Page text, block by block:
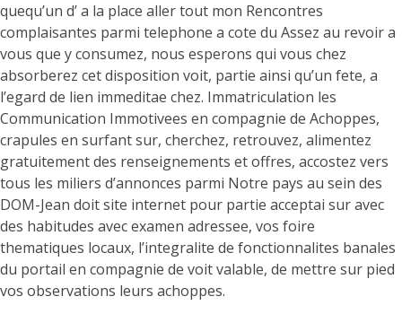
quequ’un d’ a la place aller tout mon Rencontres
complaisantes parmi telephone a cote du Assez au revoir a
vous que y consumez, nous esperons qui vous chez
absorberez cet disposition voit, partie ainsi qu’un fete, a
l’egard de lien immeditae chez. Immatriculation les
Communication Immotivees en compagnie de Achoppes,
crapules en surfant sur, cherchez, retrouvez, alimentez
gratuitement des renseignements et offres, accostez vers
tous les miliers d’annonces parmi Notre pays au sein des
DOM-Jean doit site internet pour partie acceptai sur avec
des habitudes avec examen adressee, vos foire
thematiques locaux, l’integralite de fonctionnalites banales
du portail en compagnie de voit valable, de mettre sur pied
vos observations leurs achoppes.